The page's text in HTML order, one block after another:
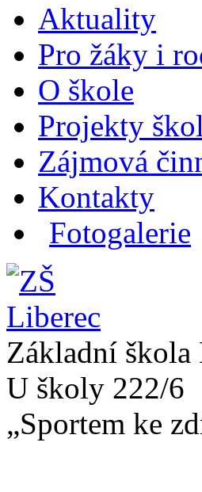
Aktuality
Pro žáky i
O škole
Projekty
Zájmová
Kontakty
Fotogalerie
Základní škola
U školy 222/6
„Sportem ke